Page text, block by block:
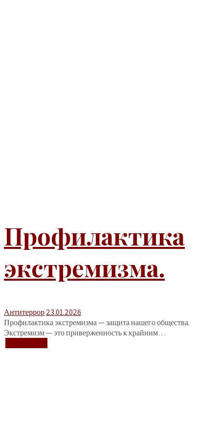
Профилактика
экстремизма.
Антитеррор23.01.2026
Профилактика экстремизма — защита нашего общества.
Экстремизм — это приверженность к крайним…